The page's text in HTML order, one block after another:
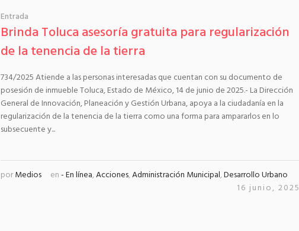
Entrada
Brinda Toluca asesoría gratuita para regularización
de la tenencia de la tierra
734/2025 Atiende a las personas interesadas que cuentan con su documento de
posesión de inmueble Toluca, Estado de México, 14 de junio de 2025.- La Dirección
General de Innovación, Planeación y Gestión Urbana, apoya a la ciudadanía en la
regularización de la tenencia de la tierra como una forma para ampararlos en lo
subsecuente y...
porMedios en- En línea,Acciones,Administración Municipal,Desarrollo Urbano
16 junio, 2025